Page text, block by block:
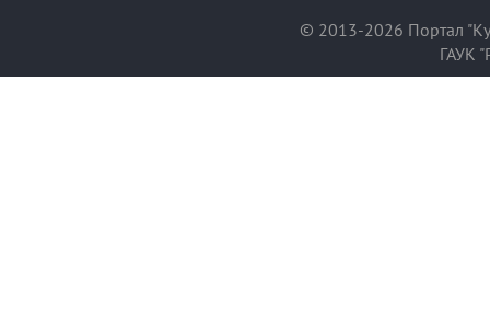
© 2013-2026 Портал
ГАУК